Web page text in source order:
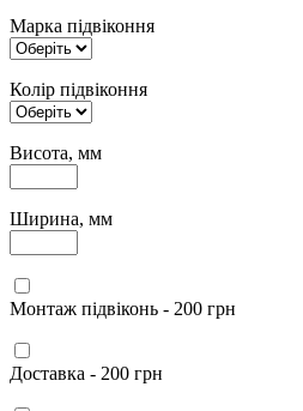
Марка підвіконня
Колір підвіконня
Висота, мм
Ширина, мм
Монтаж підвіконь - 200 грн
Доставка - 200 грн